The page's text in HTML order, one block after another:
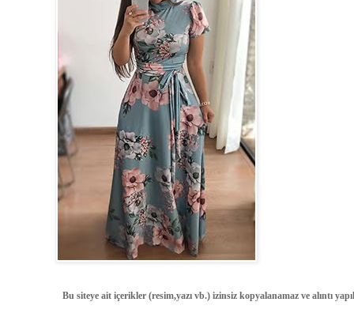
Bu siteye ait içerikler (resim,yazı vb.) izinsiz kopyalanamaz ve alıntı